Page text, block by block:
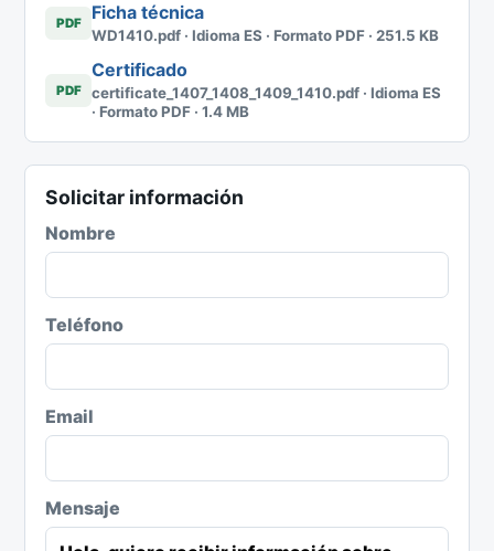
PDF Ficha técnica
WD1410.pdf · Idioma ES · Formato PDF · 251.5 KB
PDF
Certificado
certificate_1407_1408_1409_1410.pdf · Idioma ES
· Formato PDF · 1.4 MB
Solicitar información
Nombre
Teléfono
Email
Mensaje